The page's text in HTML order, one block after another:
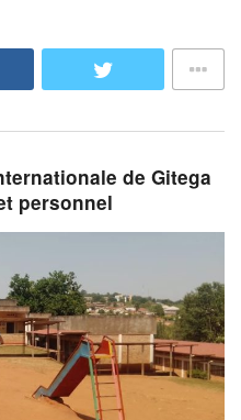
de Gitega
personnel